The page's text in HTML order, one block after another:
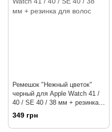
Ремешок "Нежный цветок"
черный для Apple Watch 41 /
40 / SE 40 / 38 мм + резинка
для волос
349 грн